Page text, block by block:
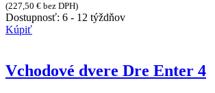
(227,50 € bez DPH)
Dostupnosť: 6 - 12 týždňov
Kúpiť
Vchodové dvere Dre Enter 4